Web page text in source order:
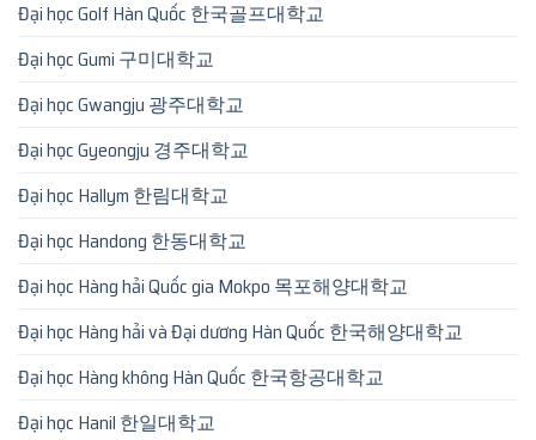
Đại học Golf Hàn Quốc 한국골프대학교
Đại học Gumi 구미대학교
Đại học Gwangju 광주대학교
Đại học Gyeongju 경주대학교
Đại học Hallym 한림대학교
Đại học Handong 한동대학교
Đại học Hàng hải Quốc gia Mokpo 목포해양대학교
Đại học Hàng hải và Đại dương Hàn Quốc 한국해양대학교
Đại học Hàng không Hàn Quốc 한국항공대학교
Đại học Hanil 한일대학교